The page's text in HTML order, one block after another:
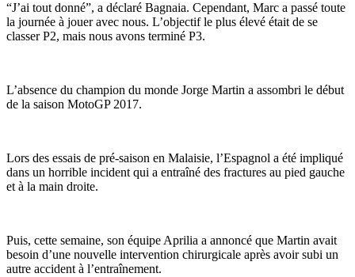
“J’ai tout donné”, a déclaré Bagnaia. Cependant, Marc a passé toute
la journée à jouer avec nous. L’objectif le plus élevé était de se
classer P2, mais nous avons terminé P3.
L’absence du champion du monde Jorge Martin a assombri le début
de la saison MotoGP 2017.
Lors des essais de pré-saison en Malaisie, l’Espagnol a été impliqué
dans un horrible incident qui a entraîné des fractures au pied gauche
et à la main droite.
Puis, cette semaine, son équipe Aprilia a annoncé que Martin avait
besoin d’une nouvelle intervention chirurgicale après avoir subi un
autre accident à l’entraînement.